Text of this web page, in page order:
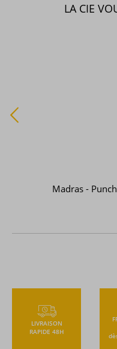
LA CIE
Madras -
LIVRAISON
RAPIDE 48H